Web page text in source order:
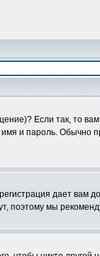
Если так, то
и пароль. Обычно
дает вам
поэтому мы